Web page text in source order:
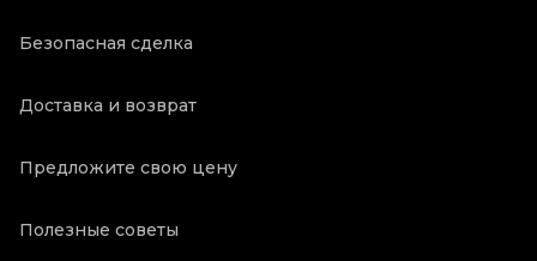
Безопасная сделка
Доставка и возврат
Предложите свою цену
Полезные советы